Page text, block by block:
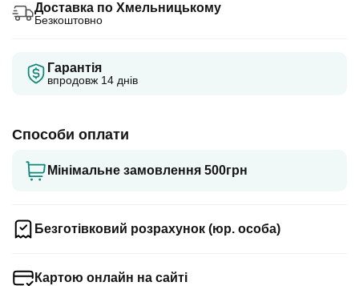
Доставка по Хмельницькому
Безкоштовно
Гарантія
впродовж 14 днів
Способи оплати
Мінімальне замовлення 500грн
Безготівковий розрахунок (юр. особа)
Картою онлайн на сайті